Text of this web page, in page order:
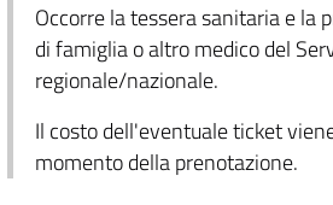
Occorre la tessera sanitaria e la
di famiglia o altro medico del
regionale/nazionale.
Il costo dell'eventuale ticket
momento della prenotazione.